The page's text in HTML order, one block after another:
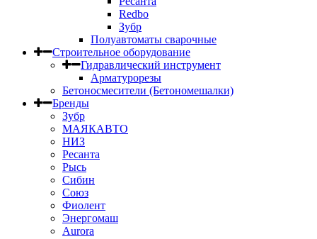
Redbo
Зубр
Полуавтоматы сварочные
Строительное оборудование
Гидравлический инструмент
Арматурорезы
Бетоносмесители (Бетономешалки)
Бренды
Зубр
МАЯКАВТО
НИЗ
Ресанта
Рысь
Сибин
Союз
Фиолент
Энергомаш
Aurora